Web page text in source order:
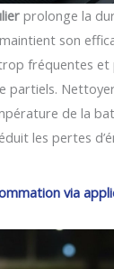
prolonge la
son
fréquentes et
partiels.
de la
les pertes
via